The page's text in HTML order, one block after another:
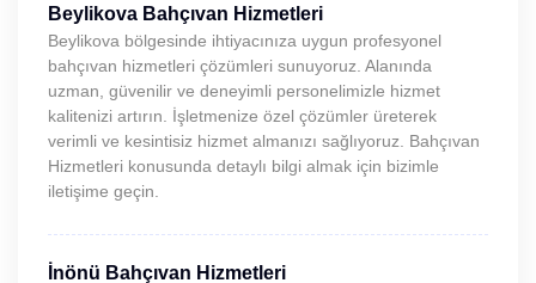
Beylikova Bahçıvan Hizmetleri
Beylikova bölgesinde ihtiyacınıza uygun profesyonel
bahçıvan hizmetleri çözümleri sunuyoruz. Alanında
uzman, güvenilir ve deneyimli personelimizle hizmet
kalitenizi artırın. İşletmenize özel çözümler üreterek
verimli ve kesintisiz hizmet almanızı sağlıyoruz. Bahçıvan
Hizmetleri konusunda detaylı bilgi almak için bizimle
iletişime geçin.
İnönü Bahçıvan Hizmetleri